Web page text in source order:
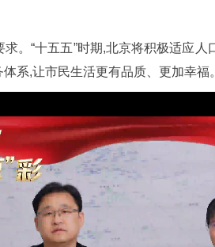
。“十五五”时期,北京将积极适应
系,让市民生活更有品质、更加幸福。